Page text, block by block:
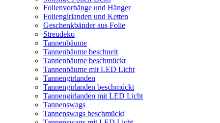
Folienvorhänge und Hänger
Foliengirlanden und Ketten
Geschenkbänder aus Folie
Streudeko
Tannenbäume
Tannenbäume beschneit
Tannenbäume beschmückt
Tannenbäume mit LED Licht
Tannengirlanden
Tannengirlanden beschmückt
Tannengirlanden mit LED Licht
Tannenswags
Tannenswags beschmückt